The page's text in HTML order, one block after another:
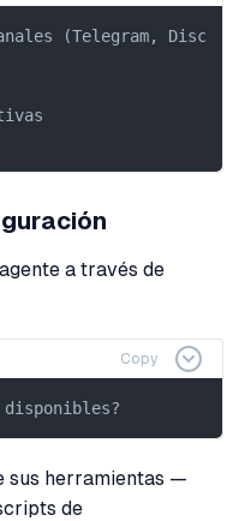
(Telegram,
a través de
Copy
disponibles?
sus herramientas —
de